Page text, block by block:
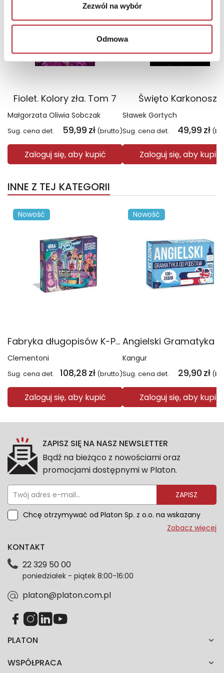
Zezwól na wybór
Odmowa
Fiolet. Kolory zła. Tom 7
Małgorzata Oliwia Sobczak
Sug. cena det. 59,99 zł (brutto)
Zaloguj się, aby kupić
Święto Karkonoszy
Sławek Gortych
Sug. cena det. 49,99 zł
Zaloguj się, aby kupić
INNE Z TEJ KATEGORII
Nowość
Fabryka długopisów K-Pop Demon Hunters 18476
Clementoni
Sug. cena det. 108,28 zł (brutto)
Zaloguj się, aby kupić
Nowość
Kangur
Sug. cena det. 29,90 zł
Zaloguj się, aby kupić
ZAPISZ SIĘ NA NASZ NEWSLETTER
Bądź na bieżąco z nowościami oraz
promocjami dostępnymi w Platon.
ZAPISZ
Chcę otrzymywać od Platon Sp. z o.o. na wskazany
przeze mnie adres e-mail informacje marketingowe
dotyczące danych osobowych znajdziesz w naszej
każdym czasie. Wycofanie zgody nie wpłynie na
zgodność z prawem przetwarzania dokonanego przed
Zobacz więcej
PLATON
WSPÓŁPRACA
KONTAKT
22 329 50 00
poniedziałek - piątek 8:00-16:00
platon@platon.com.pl